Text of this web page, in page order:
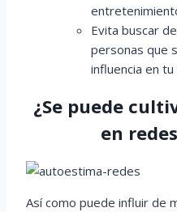
Evita buscar
personas que
influencia en
¿Se puede
en
Así como puede influir de